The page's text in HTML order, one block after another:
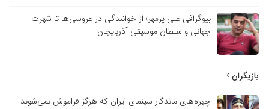
بیوگرافی علی پرمهر؛ از خوانندگی در عروسی‌ها تا شهرت
جهانی و سلطان موسیقی آذربایجان
چهره‌های ماندگار سینمای ایران که هرگز فراموش نمی‌شوند